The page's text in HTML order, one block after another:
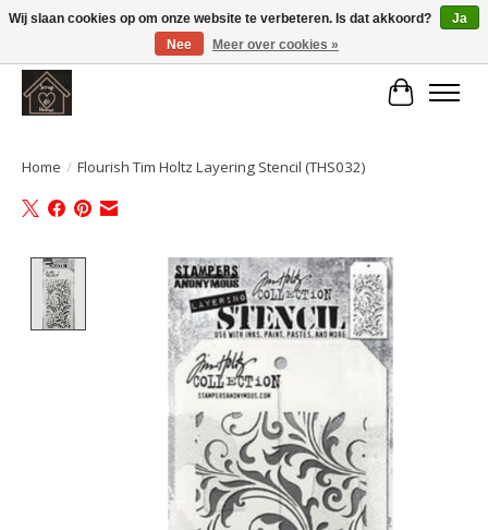
Large selection of products and fast shipping!
Home / Flourish Tim Holtz Layering Stencil (THS032)
Product image slideshow Items
Wij slaan cookies op om onze website te verbeteren. Is dat akkoord?
Ja
Nee
Meer over cookies »